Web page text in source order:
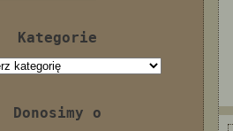
Kategorie
Donosimy o